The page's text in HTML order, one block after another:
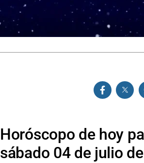
Horóscopo de hoy
sábado 04 de julio